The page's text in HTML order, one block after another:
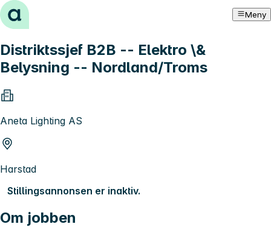
Hopp til innhold Meny
Distriktssjef B2B -- Elektro \&
Belysning -- Nordland/Troms
Aneta Lighting AS
Harstad
Stillingsannonsen er inaktiv.
Om jobben